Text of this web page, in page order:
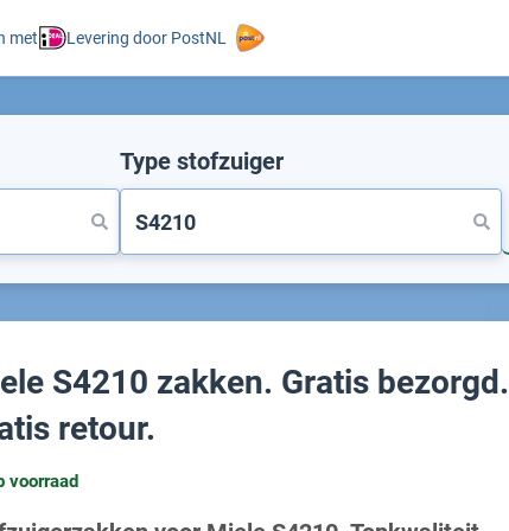
met Levering door PostNL
Type stofzuiger
S4210 zakken. Gratis bezorgd.
retour.
voorraad